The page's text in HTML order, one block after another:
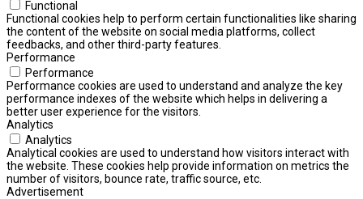
Functional
Functional cookies help to perform certain functionalities like sharing
the content of the website on social media platforms, collect
feedbacks, and other third-party features.
Performance
Performance
Performance cookies are used to understand and analyze the key
performance indexes of the website which helps in delivering a
better user experience for the visitors.
Analytics
Analytics
Analytical cookies are used to understand how visitors interact with
the website. These cookies help provide information on metrics the
number of visitors, bounce rate, traffic source, etc.
Advertisement